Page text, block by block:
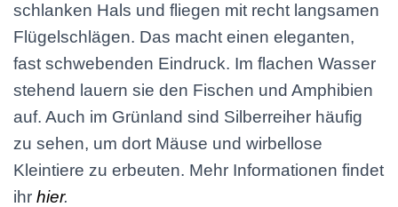
schlanken Hals und fliegen mit recht langsamen
Flügelschlägen. Das macht einen eleganten,
fast schwebenden Eindruck. Im flachen Wasser
stehend lauern sie den Fischen und Amphibien
auf. Auch im Grünland sind Silberreiher häufig
zu sehen, um dort Mäuse und wirbellose
Kleintiere zu erbeuten. Mehr Informationen findet
ihr hier.